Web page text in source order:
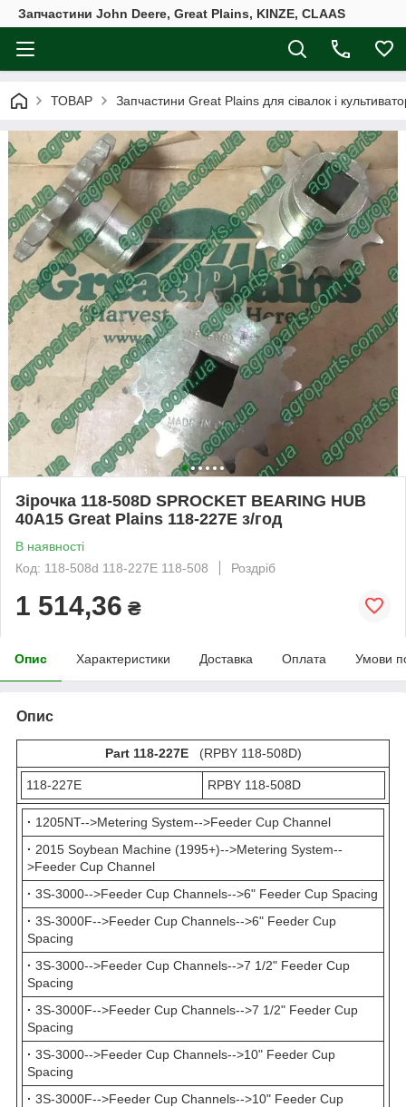
Запчастини John Deere, Great Plains, KINZE, CLAAS
ТОВАР Запчастини Great Plains для сівалок і
Зірочка 118-508D SPROCKET BEARING HUB
40A15 Great Plains 118-227Е з/год
В наявності
Код: 118-508d 118-227E 118-508
Роздріб
1 514,36 ₴
Опис Характеристики Доставка Оплата Умови
Опис
Part 118-227E(RPBY 118-508D)
118-227Е RPBY 118-508D
· 1205NT-->Metering System-->Feeder Cup Channel
· 2015 Soybean Machine (1995+)-->Metering System--
>Feeder Cup Channel
· 3S-3000-->Feeder Cup Channels-->6" Feeder Cup Spacing
· 3S-3000F-->Feeder Cup Channels-->6" Feeder Cup
Spacing
· 3S-3000-->Feeder Cup Channels-->7 1/2" Feeder Cup
Spacing
· 3S-3000F-->Feeder Cup Channels-->7 1/2" Feeder Cup
Spacing
· 3S-3000-->Feeder Cup Channels-->10" Feeder Cup
Spacing
· 3S-3000F-->Feeder Cup Channels-->10" Feeder Cup